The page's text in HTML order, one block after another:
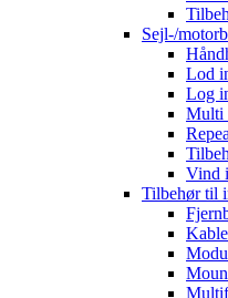
Sejl-/
Lod
Log
Multi
Vind
Tilbehør til